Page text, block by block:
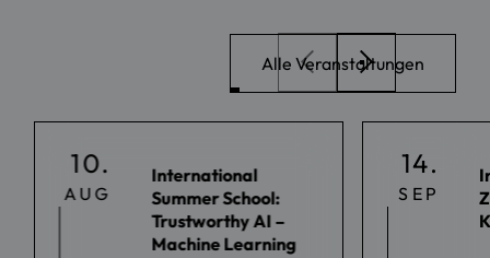
Alle Veranstaltungen
10.
AUG
International
Summer School:
Trustworthy AI –
Machine Learning
14.
SEP